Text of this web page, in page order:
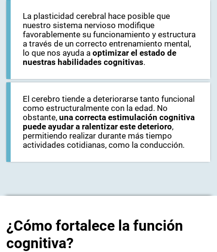
La plasticidad cerebral hace posible que
nuestro sistema nervioso modifique
favorablemente su funcionamiento y estructura
a través de un correcto entrenamiento mental,
lo que nos ayuda aoptimizar el estado de
nuestras habilidades cognitivas.
El cerebro tiende a deteriorarse tanto funcional
como estructuralmente con la edad. No
obstante,una correcta estimulación cognitiva
puede ayudar a ralentizar este deterioro,
permitiendo realizar durante más tiempo
actividades cotidianas, como la conducción.
¿Cómo fortalece la función
cognitiva?